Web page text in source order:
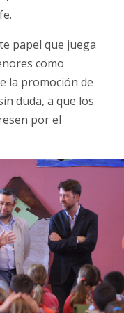
papel que juega
como
la promoción de
duda, a que los
por el